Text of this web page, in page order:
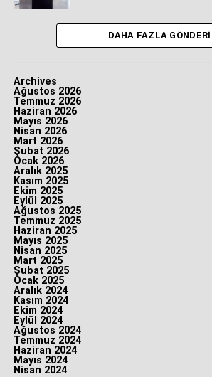
DAHA FAZLA GÖNDERI
Archives
Ağustos 2026
Temmuz 2026
Haziran 2026
Mayıs 2026
Nisan 2026
Mart 2026
Şubat 2026
Ocak 2026
Aralık 2025
Kasım 2025
Ekim 2025
Eylül 2025
Ağustos 2025
Temmuz 2025
Haziran 2025
Mayıs 2025
Nisan 2025
Mart 2025
Şubat 2025
Ocak 2025
Aralık 2024
Kasım 2024
Ekim 2024
Eylül 2024
Ağustos 2024
Temmuz 2024
Haziran 2024
Mayıs 2024
Nisan 2024